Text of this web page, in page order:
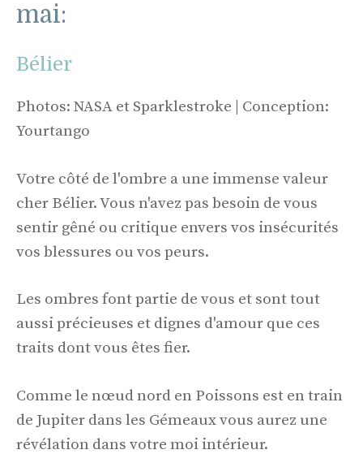
mai:
Bélier
Photos: NASA et Sparklestroke | Conception:
Yourtango
Votre côté de l'ombre a une immense valeur
cher Bélier. Vous n'avez pas besoin de vous
sentir gêné ou critique envers vos insécurités
vos blessures ou vos peurs.
Les ombres font partie de vous et sont tout
aussi précieuses et dignes d'amour que ces
traits dont vous êtes fier.
Comme le nœud nord en Poissons est en train
de Jupiter dans les Gémeaux vous aurez une
révélation dans votre moi intérieur.